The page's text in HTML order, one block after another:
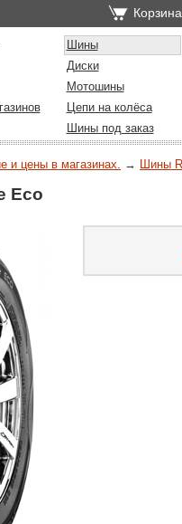
Корзина
Шины
Диски
Мотошины
Цепи на колёса
Шины под заказ
и цены в магазинах. → Шины
Eco